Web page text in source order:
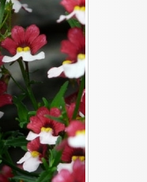
and other
Privacy Policy